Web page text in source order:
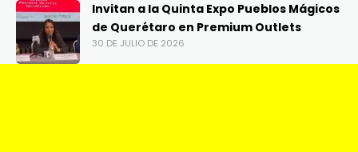
Invitan a la Quinta Expo Pueblos Mágicos
de Querétaro en Premium Outlets
30 DE JULIO DE 2026